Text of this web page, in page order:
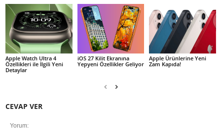
Apple Watch Ultra 4
Özellikleri ile İlgili Yeni
Detaylar
iOS 27 Kilit Ekranına
Yepyeni Özellikler Geliyor
Apple Ürünlerine Yeni
Zam Kapıda!
CEVAP VER